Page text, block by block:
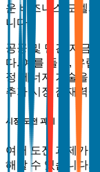
운 비즈니스 모델
니다.
공공 및 민간 자금
다. 예를 들어, 유
정 에너지 기술을
추가 시장 잠재력
시장 도전 과제
여러 도전 과제가
해할 수 있습니다.